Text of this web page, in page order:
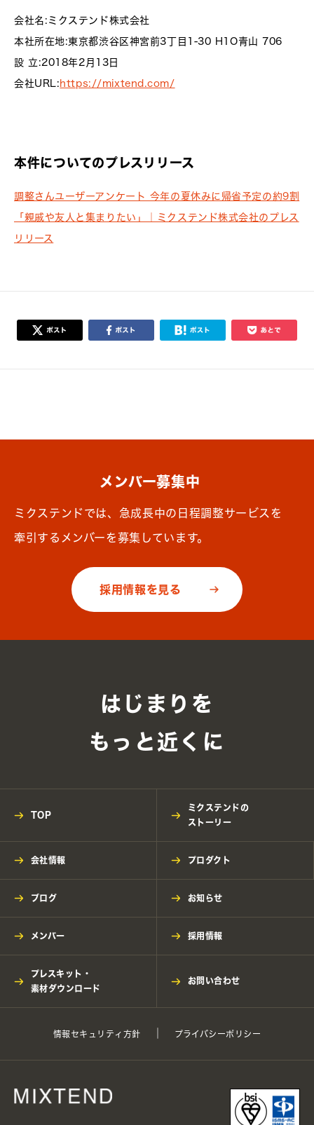
会社名:ミクステンド株式会社
本社所在地:東京都渋谷区神宮前3丁目1-30 H1O青山 706
設 立:2018年2月13日
会社URL: https://mixtend.com/
本件についてのプレスリリース
調整さんユーザーアンケート 今年の夏休みに帰省予定の約9割
「親戚や友人と集まりたい」｜ミクステンド株式会社のプレス
リリース
メンバー募集中
ミクステンドでは、急成長中の日程調整サービスを
牽引するメンバーを募集しています。
採用情報を見る
はじまりを
もっと近くに
TOP
ミクステンドの
ストーリー
会社情報 プロダクト
ブログ お知らせ
メンバー 採用情報
プレスキット・
素材ダウンロード
お問い合わせ
情報セキュリティ方針 プライバシーポリシー